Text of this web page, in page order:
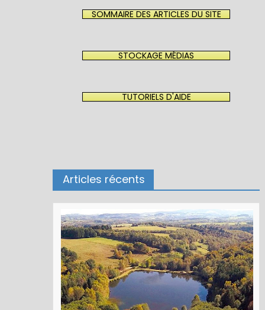
SOMMAIRE DES ARTICLES DU SITE
STOCKAGE MÉDIAS
TUTORIELS D'AIDE
Articles récents